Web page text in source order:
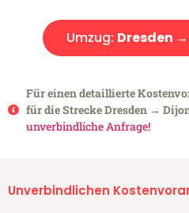
Umzug: Dresden
Für einen detaillierte
für die Strecke Dresden →
unverbindliche Anfrage!
Unverbindlichen